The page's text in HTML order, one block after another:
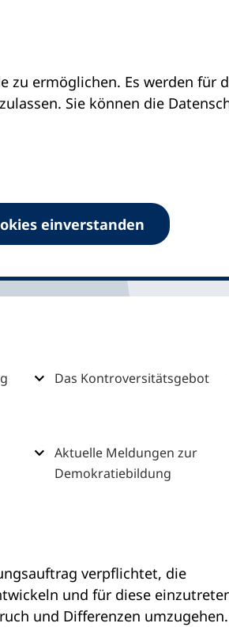
ermöglichen. Es werden für
Sie können die
einverstanden
Das Kontroversitätsgebot
Aktuelle Meldungen zur
Demokratiebildung
verpflichtet, die
und für diese
und Differenzen umzugehen.